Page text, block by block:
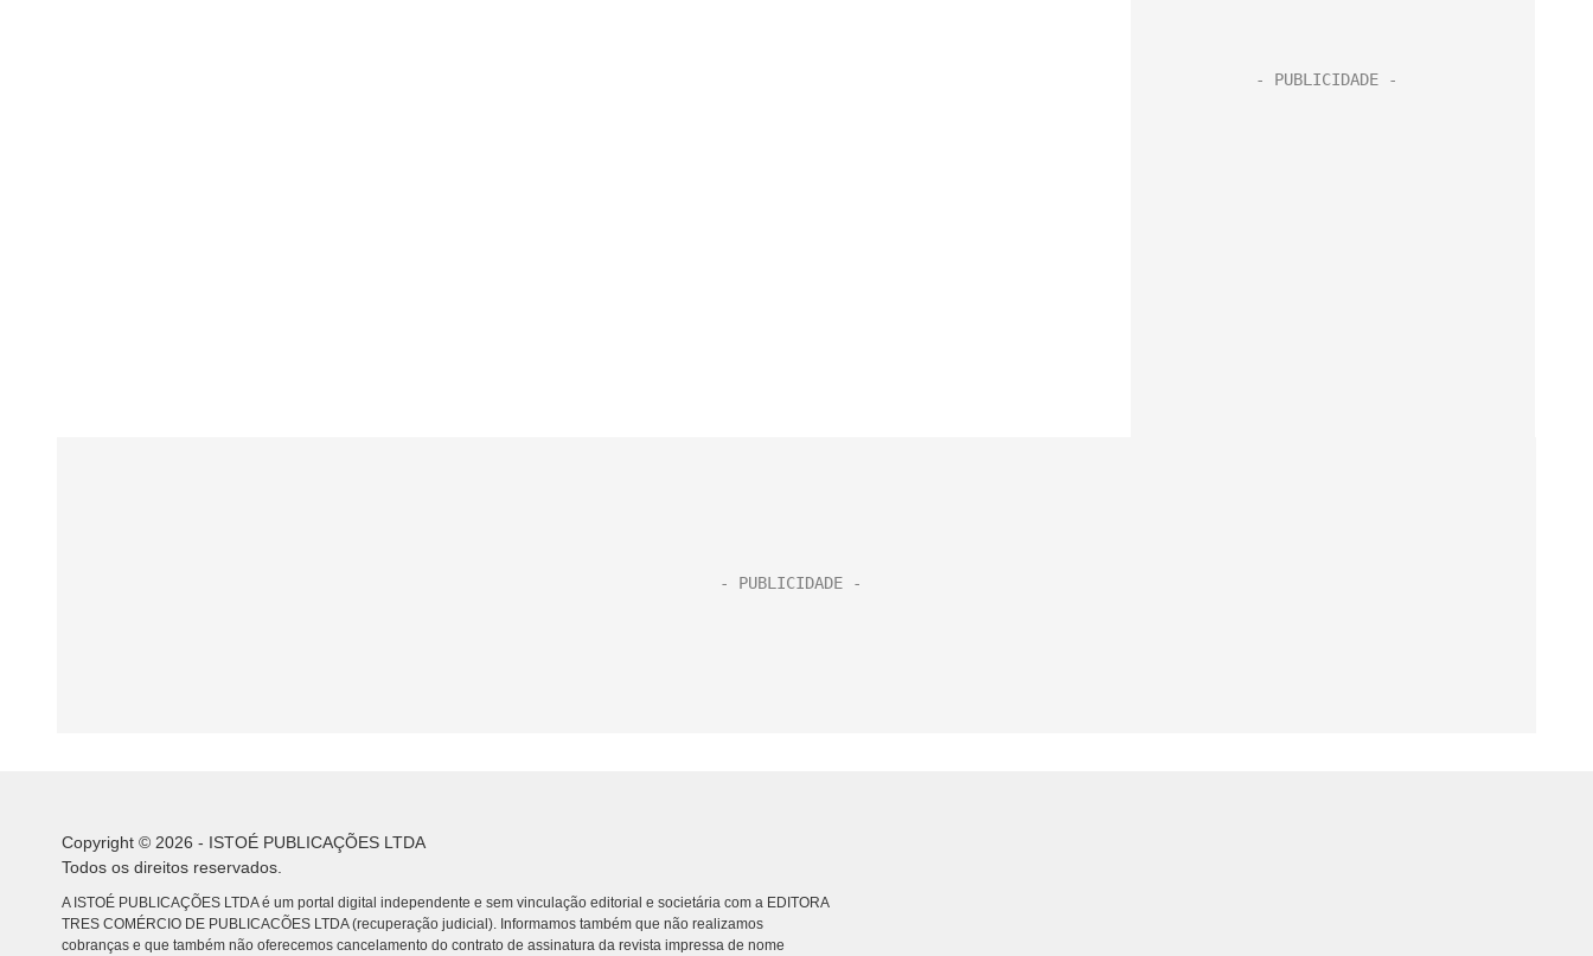
Copyright © 2026 - ISTOÉ PUBLICAÇÕES LTDA
Todos os direitos reservados.
A ISTOÉ PUBLICAÇÕES LTDA é um portal digital independente e sem vinculação editorial e societária com a EDITORA
TRES COMÉRCIO DE PUBLICACÕES LTDA (recuperação judicial). Informamos também que não realizamos
cobranças e que também não oferecemos cancelamento do contrato de assinatura da revista impressa de nome